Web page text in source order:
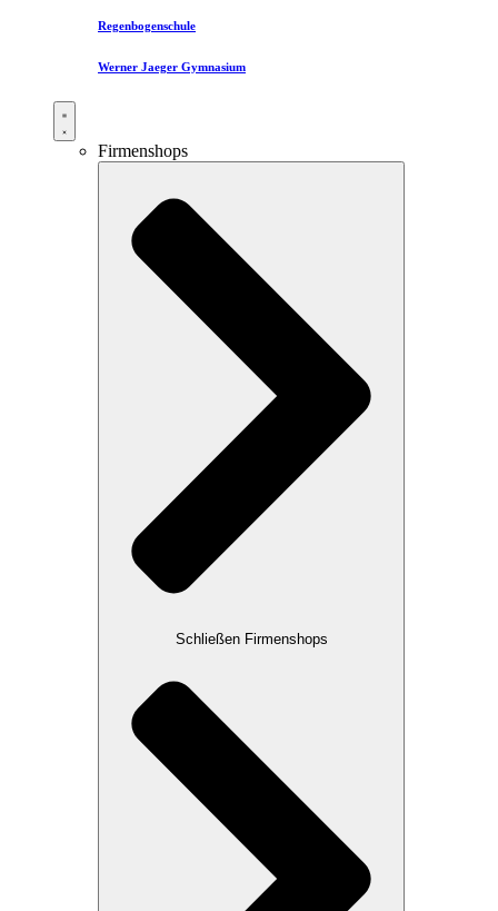
Regenbogenschule
Werner Jaeger Gymnasium
Firmenshops
Schließen Firmenshops